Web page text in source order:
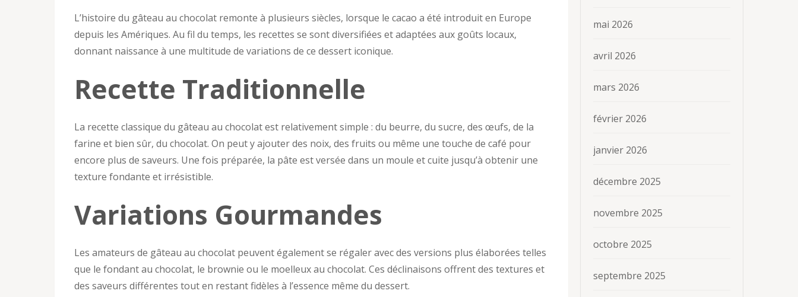
L’histoire du gâteau au chocolat remonte à plusieurs siècles, lorsque le cacao a été introduit en Europe
depuis les Amériques. Au fil du temps, les recettes se sont diversifiées et adaptées aux goûts locaux,
donnant naissance à une multitude de variations de ce dessert iconique.
Recette Traditionnelle
La recette classique du gâteau au chocolat est relativement simple : du beurre, du sucre, des œufs, de la
farine et bien sûr, du chocolat. On peut y ajouter des noix, des fruits ou même une touche de café pour
encore plus de saveurs. Une fois préparée, la pâte est versée dans un moule et cuite jusqu’à obtenir une
texture fondante et irrésistible.
Variations Gourmandes
Les amateurs de gâteau au chocolat peuvent également se régaler avec des versions plus élaborées telles
que le fondant au chocolat, le brownie ou le moelleux au chocolat. Ces déclinaisons offrent des textures et
des saveurs différentes tout en restant fidèles à l’essence même du dessert.
mai 2026
avril 2026
mars 2026
février 2026
janvier 2026
décembre 2025
novembre 2025
octobre 2025
septembre 2025